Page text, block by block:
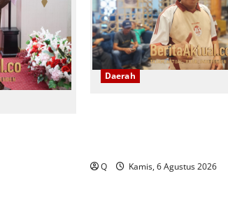
Daerah
Q Kamis, 6 Agustus 2026